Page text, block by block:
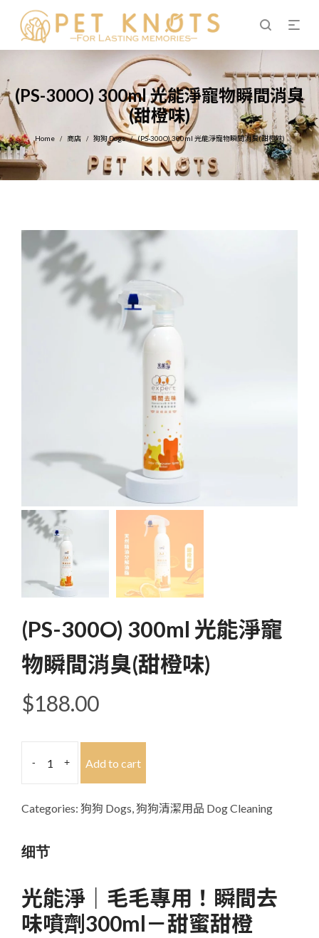
(PS-300O) 300ml 光能淨寵物瞬間消臭
(甜橙味)
Home / 商店 / 狗狗 Dogs / (PS-300O) 300ml 光能淨寵物瞬間消臭(甜橙味)
(PS-300O) 300ml 光能淨寵
物瞬間消臭(甜橙味)
$188.00
-
300O)
光
淨
物
瞬
間
+ Add to cart
Categories: 狗狗 Dogs,狗狗清潔用品 Dog Cleaning
细节
光能淨｜毛毛專用！瞬間去
味噴劑300ml－甜蜜甜橙